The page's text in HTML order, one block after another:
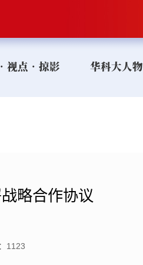
视点•掠影 华科大人物
略合作协议
1123